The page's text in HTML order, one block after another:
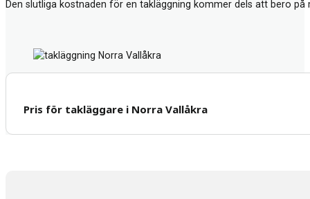
Den slutliga kostnaden för en takläggning kommer dels att bero
Pris för takläggare i Norra Vallåkra